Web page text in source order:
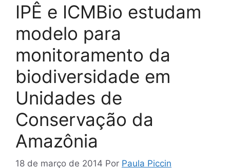
IPÊ e ICMBio estudam
modelo para
monitoramento da
biodiversidade em
Unidades de
Conservação da
Amazônia
18 de março de 2014 Por Paula Piccin